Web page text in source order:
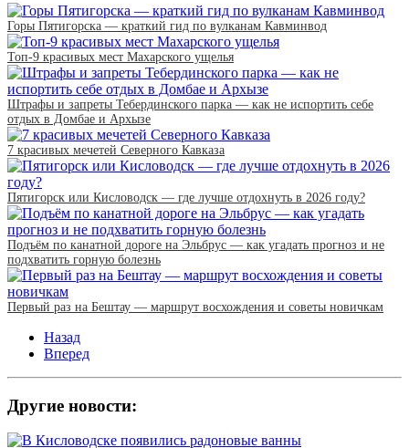
Горы Пятигорска — краткий гид по вулканам Кавминвод
Топ-9 красивых мест Махарского ущелья
Штрафы и запреты Тебердинского парка — как не испортить себе
отдых в Домбае и Архызе
7 красивых мечетей Северного Кавказа
Пятигорск или Кисловодск — где лучше отдохнуть в 2026 году?
Подъём по канатной дороге на Эльбрус — как угадать прогноз и не
подхватить горную болезнь
Первый раз на Бештау — маршрут восхождения и советы новичкам
Назад
Вперед
Другие новости: